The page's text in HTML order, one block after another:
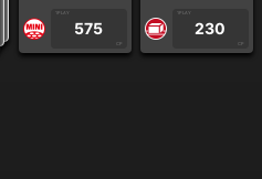
1PLAY
575
CP
1PLAY
230
CP